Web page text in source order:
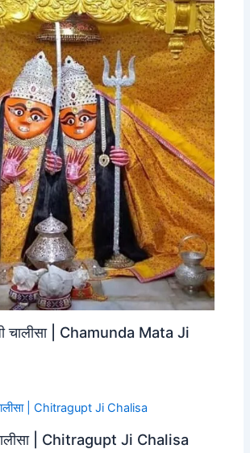
जी चालीसा | Chamunda Mata Ji
| Chitragupt Ji Chalisa